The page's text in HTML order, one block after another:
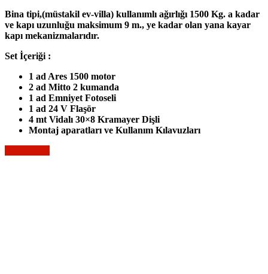
Bina tipi,(müstakil ev-villa) kullanımlı ağırlığı 1500 Kg. a kadar
ve kapı uzunluğu maksimum 9 m., ye kadar olan yana kayar
kapı mekanizmalarıdır.
Set İçeriği :
1 ad Ares 1500 motor
2 ad Mitto 2 kumanda
1 ad Emniyet Fotoseli
1 ad 24 V Flaşör
4 mt Vidalı 30×8 Kramayer Dişli
Montaj aparatları ve Kullanım Kılavuzları